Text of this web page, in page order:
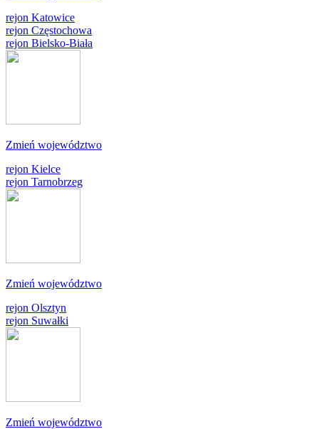
rejon Katowice
rejon Częstochowa
rejon Bielsko-Biała
Zmień województwo
rejon Kielce
rejon Tarnobrzeg
Zmień województwo
rejon Olsztyn
rejon Suwałki
Zmień województwo